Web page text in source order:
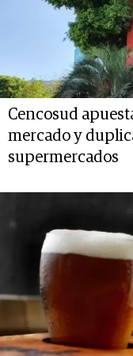
Cencosud
mercado y
supermercados